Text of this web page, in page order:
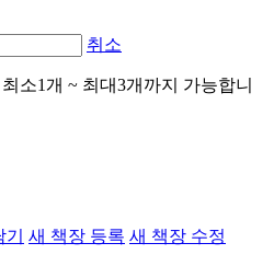
취소
소1개 ~ 최대3개까지 가능합니
새 책장 등록 새 책장 수정